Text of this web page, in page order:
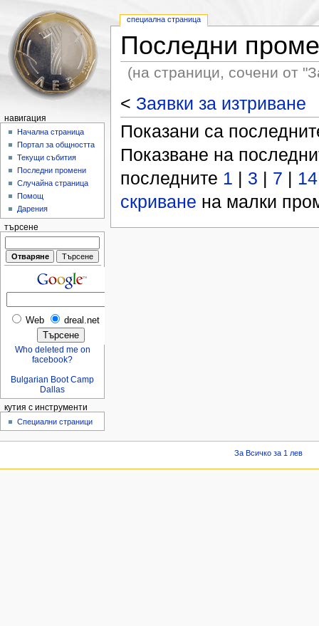
Последни
(на страници, сочени от
< Заявки за изтриване
Показани са
Показване на
последните 1 | 3 | 7 | 14
скриване на малки
специална страница
навигация
Начална страница
Портал за общността
Текущи събития
Последни промени
Случайна страница
Помощ
Дарения
търсене
Web dreal.net
Who deleted me on
facebook?
Bulgarian Boot Camp
Dallas
кутия с инструменти
Специални страници
За Всичко за 1 лев